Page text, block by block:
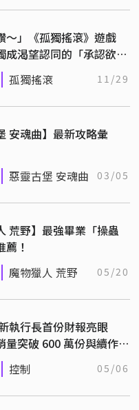
～」《孤獨搖滾》遊戲
成渴望認同的「承認欲求
孤獨搖滾 11/29
安魂曲】最新攻略彙
惡靈古堡 安魂曲 03/05
荒野】最強畢業「操蟲
！
魔物獵人 荒野 05/20
執行長首份財報亮眼
量突破 600 萬份與續作正
階段！
控制 05/06